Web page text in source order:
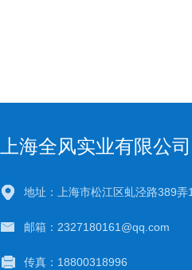
上海全风实业有限公司
地址：上海市松江区虬泾路389弄
邮箱：2327180161@qq.com
传真：18800318996